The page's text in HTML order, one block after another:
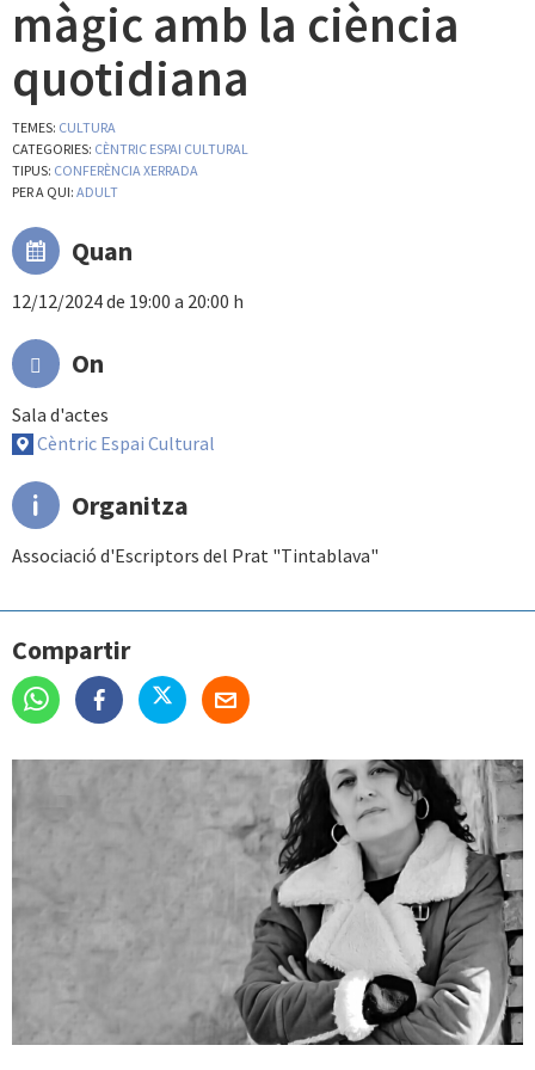
màgic amb la ciència
quotidiana
TEMES: CULTURA
CATEGORIES: CÈNTRIC ESPAI CULTURAL
TIPUS: CONFERÈNCIA XERRADA
PER A QUI: ADULT
Quan
12/12/2024 de 19:00 a 20:00 h
On
Sala d'actes
Cèntric Espai Cultural
Organitza
Associació d'Escriptors del Prat "Tintablava"
Compartir